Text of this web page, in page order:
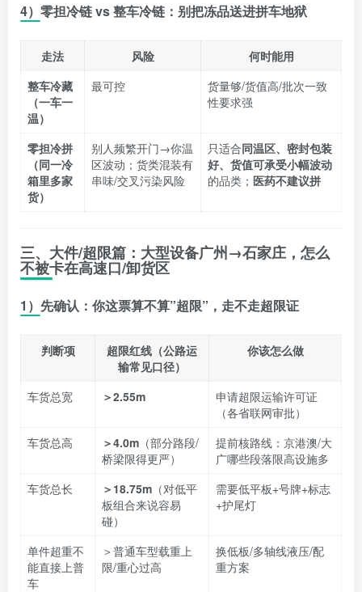
4）零担冷链 vs 整车冷链：别把冻品送进拼车地狱
走法 风险
何时能用
整车冷藏
（一车一
温）
最可控
货量够/货值高/批次一致
性要求强
零担冷拼
（同一冷
箱里多家
货）
别人频繁开门→你温
区波动；货类混装有
串味/交叉污染风险
只适合同温区、密封包装
好、货值可承受小幅波动
的品类； 医药不建议拼
三、大件/超限篇：大型设备广州→石家庄，怎么
不被卡在高速口/卸货区
1）先确认：你这票算不算”超限”，走不走超限证
判断项
超限红线（公路运
输常见口径）
你该怎么做
车货总宽 ＞2.55m
申请超限运输许可证
（各省联网审批）
车货总高
＞4.0m （部分路段/
桥梁限得更严）
提前核路线：京港澳/大
广哪些段落限高设施多
车货总长
＞18.75m （对低平
板组合来说容易
碰）
需要低平板+号牌+标志
+护尾灯
单件超重不
能直接上普
车
＞普通车型载重上
限/重心过高
换低板/多轴线液压/配
重方案